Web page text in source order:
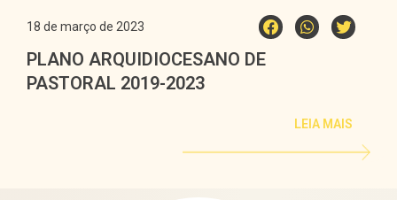
18 de março de 2023
PLANO ARQUIDIOCESANO DE
PASTORAL 2019-2023
LEIA MAIS